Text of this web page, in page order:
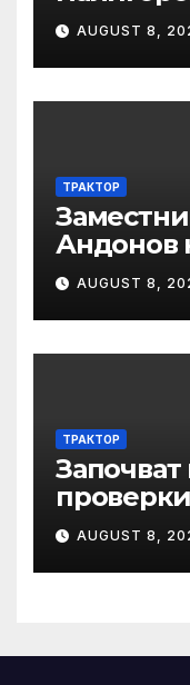
мерки за
на
AUGUST 8,
ТРАКТОР
Андонов
ОСК
AUGUST 8,
ТРАКТОР
Започват
AUGUST 8,